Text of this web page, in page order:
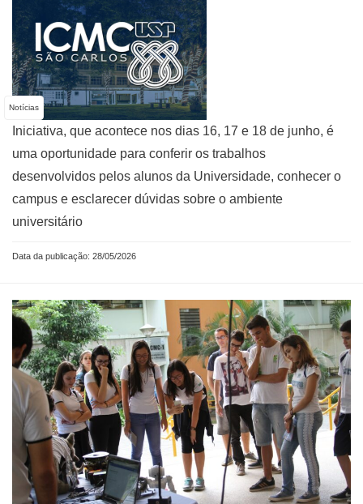
Notícias
Iniciativa, que acontece nos dias 16, 17 e 18 de junho, é
uma oportunidade para conferir os trabalhos
desenvolvidos pelos alunos da Universidade, conhecer o
campus e esclarecer dúvidas sobre o ambiente
universitário
Data da publicação: 28/05/2026